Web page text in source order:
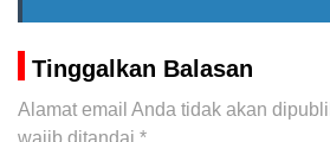
Tinggalkan Balasan
Alamat email Anda tidak akan
wajib ditandai *